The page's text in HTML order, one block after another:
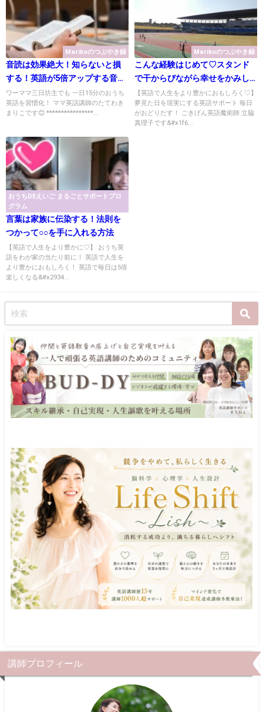
Marikoのつぶやき録
音読は効果絶大！知らないと損
する！英語が5倍アップする音読
の方法
ワーママ三日坊主でも 一日15分のおうち
英語を習慣化！ ママ英語講師のたてわき
まりこです😊 ****************...
Marikoのつぶやき録
こんな経験はじめて♡スタンド
で干からびながら幸せをかみし
めた理由
【英語で人生をより豊かにおもしろく♡】
夢見た日を現実にする英語サポート 毎日
がおどりだす！ ごきげん英語魔術師 立脇
真理子です&#x1f6...
おうちDEえいご まるごとサポートプロ
グラム
言葉は家族に伝染する！法則を
つかって○○を手に入れる方法
【英語で人生をより豊かに♡】 おうち英
語をわが家の当たり前に！ 英語で人生を
より豊かにおもしろく！ 英語で毎日は5倍
楽しくなる&#x2934...
講師プロフィール